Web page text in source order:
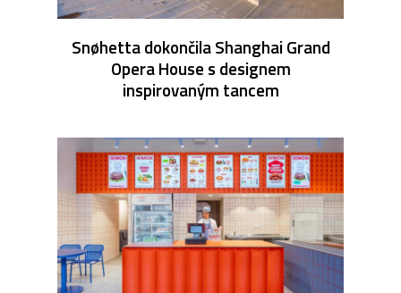
Snøhetta dokončila Shanghai Grand
Opera House s designem
inspirovaným tancem